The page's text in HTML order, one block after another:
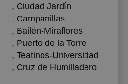
, Ciudad Jardín
, Campanillas
, Bailén-Miraflores
, Puerto de la Torre
, Teatinos-Universidad
, Cruz de Humilladero